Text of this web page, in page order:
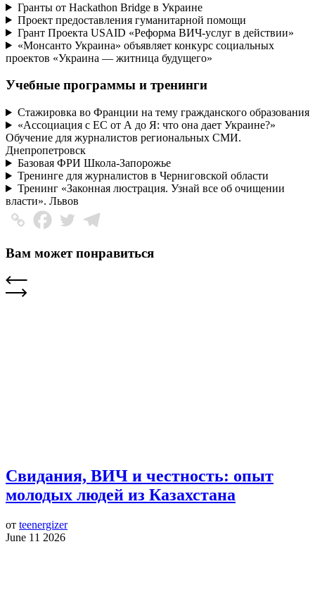
Гранты от Hackathon Bridge в Украине
Проект предоставления гуманитарной помощи
Грант Проекта USAID «Реформа ВИЧ-услуг в действии»
«Монсанто Украина» объявляет конкурс социальных
проектов «Украина — житница будущего»
Учебные программы и тренинги
Стажировка во Франции на тему гражданского образования
«Ассоциация с ЕС от А до Я: что она дает Украине?»
Обучение для журналистов региональных СМИ.
Днепропетровск
Базовая ФРИ Школа-Запорожье
Тренинге для журналистов в Черниговской области
Тренинг «Законная люстрация. Узнай все об очищении
власти». Львов
Вам может понравиться
Свидания, ВИЧ и честность: опыт
молодых людей из Казахстана
от teenergizer
June 11 2026